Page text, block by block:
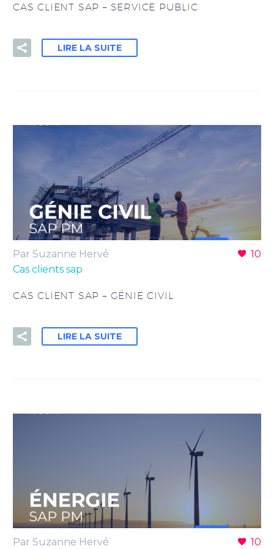
CAS CLIENT SAP – SERVICE PUBLIC
LIRE LA SUITE
10
Par Suzanne Hervé
Cas clients sap
CAS CLIENT SAP – GÉNIE CIVIL
LIRE LA SUITE
10
Par Suzanne Hervé